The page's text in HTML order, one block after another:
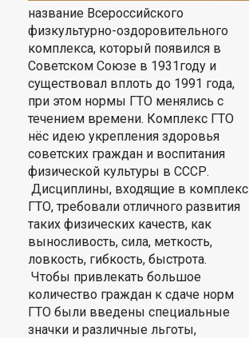
название Всероссийского
физкультурно-оздоровительного
комплекса, который появился в
Советском Союзе в 1931году и
существовал вплоть до 1991 года,
при этом нормы ГТО менялись с
течением времени. Комплекс ГТО
нёс идею укрепления здоровья
советских граждан и воспитания
физической культуры в СССР.
Дисциплины, входящие в комплекс
ГТО, требовали отличного развития
таких физических качеств, как
выносливость, сила, меткость,
ловкость, гибкость, быстрота.
Чтобы привлекать большое
количество граждан к сдаче норм
ГТО были введены специальные
значки и различные льготы,